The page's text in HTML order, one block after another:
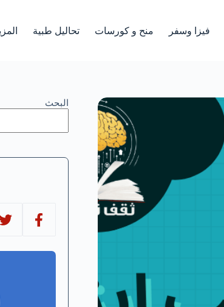
فيزا وسفر منح و كورسات تحاليل طبية
البحث